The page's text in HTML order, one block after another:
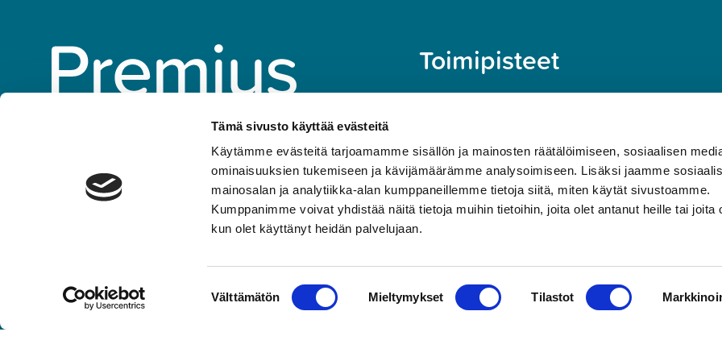
Tämä sivusto käyttää evästeitä
Käytämme evästeitä tarjoamamme sisällön ja mainosten räätälöimiseen, sosiaalisen
ominaisuuksien tukemiseen ja kävijämäärämme analysoimiseen. Lisäksi jaamme
mainosalan ja analytiikka-alan kumppaneillemme tietoja siitä, miten käytät sivustoamme.
Kumppanimme voivat yhdistää näitä tietoja muihin tietoihin, joita olet antanut heille tai joita
kun olet käyttänyt heidän palvelujaan.
Välttämätön Mieltymykset Tilastot
010 292 8570
(puhelun hinta: mpm tai pvm,
numeroon ei voi lähettää tekstiviestejä)
Osto- ja myyntireskontra:
laskutus@premius.fi
Seuraa meitä somessa:
Toimipisteet
SEINÄJOKI
KANGASALA